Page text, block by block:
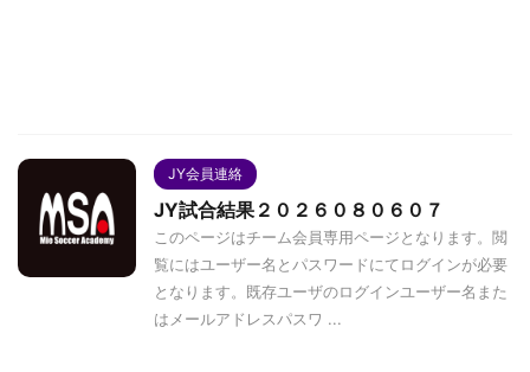
JY会員連絡
JY試合結果２０２６０８０６０７
このページはチーム会員専用ページとなります。閲
覧にはユーザー名とパスワードにてログインが必要
となります。既存ユーザのログインユーザー名また
はメールアドレスパスワ ...